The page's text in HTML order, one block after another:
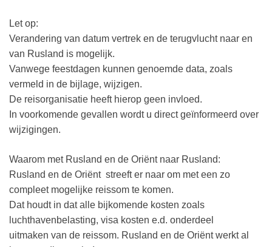
Let op:
Verandering van datum vertrek en de terugvlucht naar en
van Rusland is mogelijk.
Vanwege feestdagen kunnen genoemde data, zoals
vermeld in de bijlage, wijzigen.
De reisorganisatie heeft hierop geen invloed.
In voorkomende gevallen wordt u direct geïnformeerd over
wijzigingen.
Waarom met Rusland en de Oriënt naar Rusland:
Rusland en de Oriënt streeft er naar om met een zo
compleet mogelijke reissom te komen.
Dat houdt in dat alle bijkomende kosten zoals
luchthavenbelasting, visa kosten e.d. onderdeel
uitmaken van de reissom. Rusland en de Oriënt werkt al